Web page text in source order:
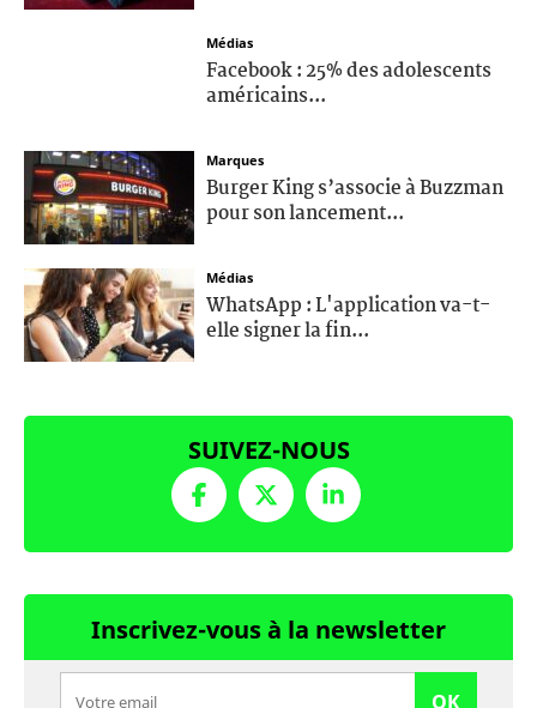
Médias
Facebook : 25% des adolescents
américains...
Marques
Burger King s’associe à Buzzman
pour son lancement...
Médias
WhatsApp : L'application va-t-
elle signer la fin...
SUIVEZ-NOUS
Inscrivez-vous à la newsletter
OK